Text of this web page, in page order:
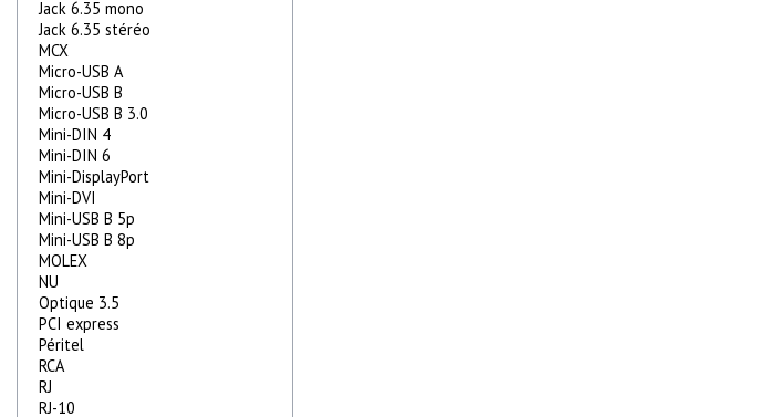
Jack 6.35 mono
Jack 6.35 stéréo
MCX
Micro-USB A
Micro-USB B
Micro-USB B 3.0
Mini-DIN 4
Mini-DIN 6
Mini-DisplayPort
Mini-DVI
Mini-USB B 5p
Mini-USB B 8p
MOLEX
NU
Optique 3.5
PCI express
Péritel
RCA
RJ
RJ-10